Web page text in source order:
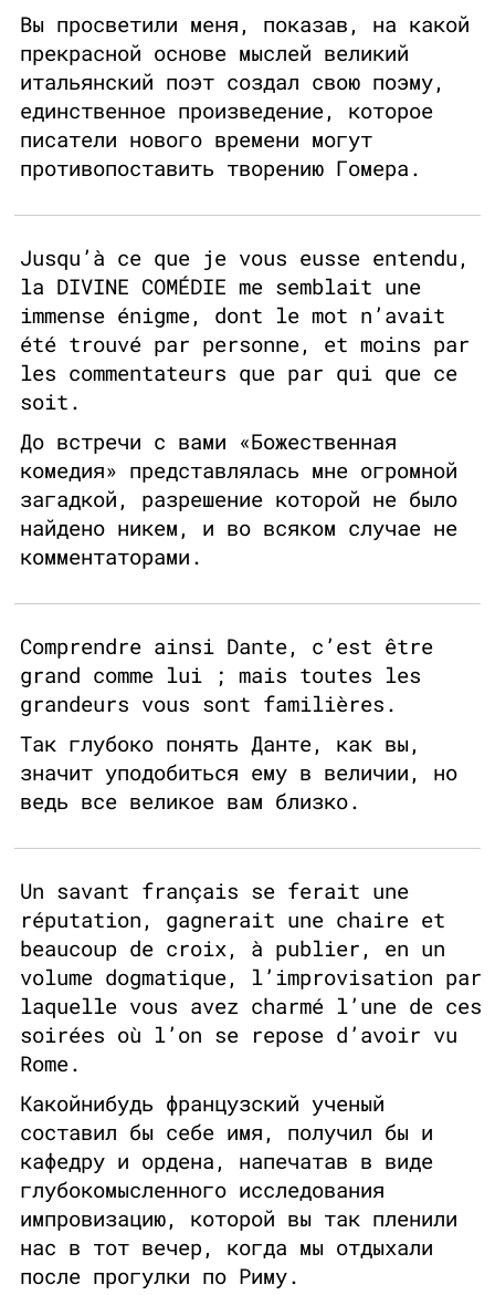
Вы просветили меня, показав, на какой
прекрасной основе мыслей великий
итальянский поэт создал свою поэму,
единственное произведение, которое
писатели нового времени могут
противопоставить творению Гомера.
Jusqu’à ce que je vous eusse entendu,
la DIVINE COMÉDIE me semblait une
immense énigme, dont le mot n’avait
été trouvé par personne, et moins par
les commentateurs que par qui que ce
soit.
До встречи с вами «Божественная
комедия» представлялась мне огромной
загадкой, разрешение которой не было
найдено никем, и во всяком случае не
комментаторами.
Comprendre ainsi Dante, c’est être
grand comme lui ; mais toutes les
grandeurs vous sont familières.
Так глубоко понять Данте, как вы,
значит уподобиться ему в величии, но
ведь все великое вам близко.
Un savant français se ferait une
réputation, gagnerait une chaire et
beaucoup de croix, à publier, en un
volume dogmatique, l’improvisation par
laquelle vous avez charmé l’une de ces
soirées où l’on se repose d’avoir vu
Rome.
Какойнибудь французский ученый
составил бы себе имя, получил бы и
кафедру и ордена, напечатав в виде
глубокомысленного исследования
импровизацию, которой вы так пленили
нас в тот вечер, когда мы отдыхали
после прогулки по Риму.